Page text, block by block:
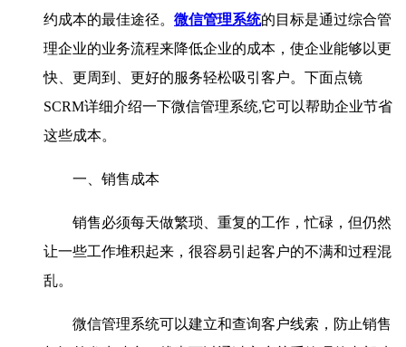
约成本的最佳途径。 微信管理系统的目标是通过综合管
理企业的业务流程来降低企业的成本，使企业能够以更
快、更周到、更好的服务轻松吸引客户。下面点镜
SCRM详细介绍一下微信管理系统,它可以帮助企业节省
这些成本。
一、销售成本
销售必须每天做繁琐、重复的工作，忙碌，但仍然
让一些工作堆积起来，很容易引起客户的不满和过程混
乱。
微信管理系统可以建立和查询客户线索，防止销售